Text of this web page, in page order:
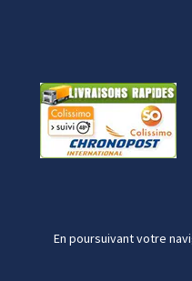
En poursuivant votre